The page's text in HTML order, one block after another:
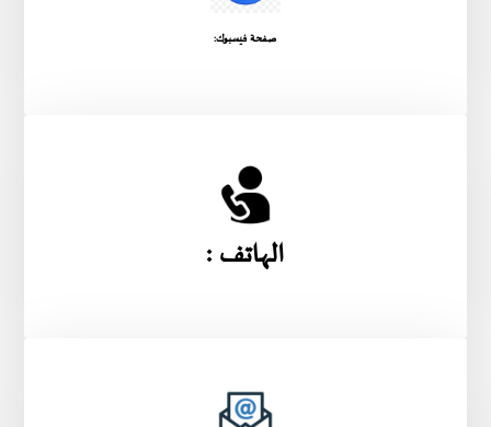
صفحة فيسبوك:
الهاتف :